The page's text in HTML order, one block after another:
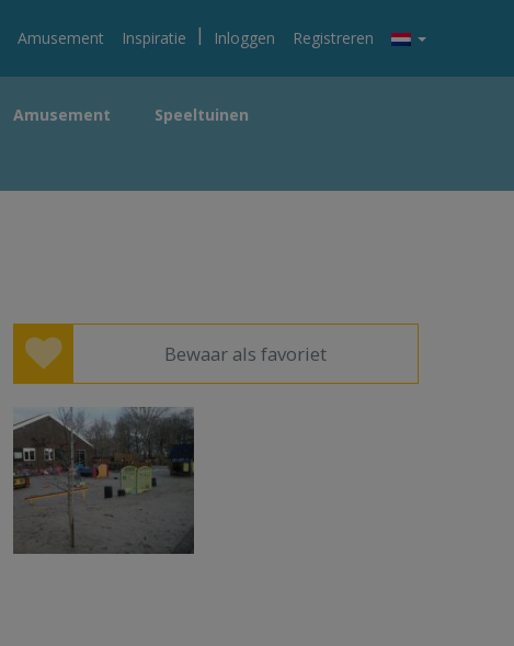
Amusement Inspiratie | Inloggen Registreren
Amusement
Speeltuinen
Bewaar als favoriet